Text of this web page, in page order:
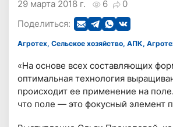
6 0
29 марта 2018 г.
Поделиться:
Агротех, Сельское хозяйство, АПК,
«На основе всех составляющих
оптимальная технология
происходит ее применение на
что поле — это фокусный элемент